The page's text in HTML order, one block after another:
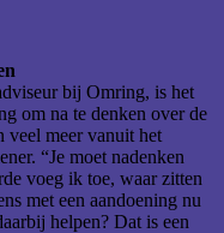
bij Omring, is het
om na te denken over de
veel meer vanuit het
“Je moet nadenken
voeg ik toe, waar zitten
met een aandoening nu
helpen? Dat is een